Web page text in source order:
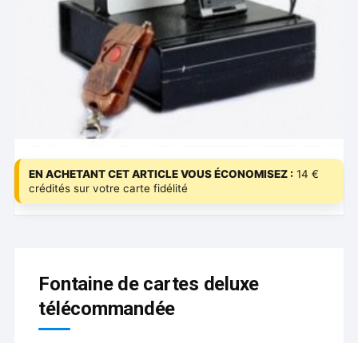
EN ACHETANT CET ARTICLE VOUS ÉCONOMISEZ : 14 €
crédités sur votre carte fidélité
Fontaine de cartes deluxe
télécommandée